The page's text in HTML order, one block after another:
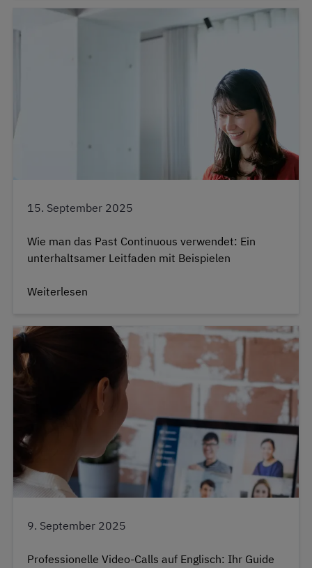
15. September 2025
Wie man das Past Continuous verwendet: Ein
unterhaltsamer Leitfaden mit Beispielen
Weiterlesen
9. September 2025
Professionelle Video-Calls auf Englisch: Ihr Guide